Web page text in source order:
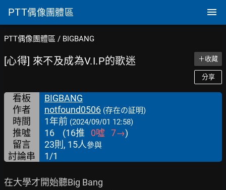
PTT偶像團體區
PTT偶像團體區 / BIGBANG
[心得] 來不及成為V.I.P的歌迷 ＋收藏
分享
看板
BIGBANG
作者
notfound0506 (存在の証明)
時間 1年前 (2024/09/01 12:58)
推噓 16 (16推 0噓 7→)
留言
23則, 15人參與
討論串 1/1
在大學才開始聽Big Bang